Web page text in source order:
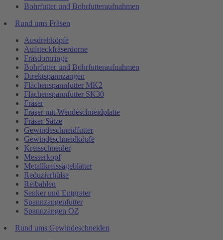
Bohrfutter und Bohrfutteraufnahmen
Rund ums Fräsen
Ausdrehköpfe
Aufsteckfräserdorne
Fräsdornringe
Bohrfutter und Bohrfutteraufnahmen
Direktspannzangen
Flächenspannfutter MK2
Flächenspannfutter SK30
Fräser
Fräser mit Wendeschneidplatte
Fräser Sätze
Gewindeschneidfutter
Gewindeschneidköpfe
Kreisschneider
Messerkopf
Metallkreissägeblätter
Reduzierhülse
Reibahlen
Senker und Entgrater
Spannzangenfutter
Spannzangen OZ
Rund ums Gewindeschneiden